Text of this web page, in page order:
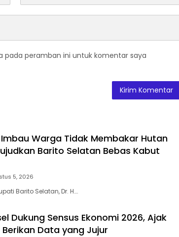
pada peramban ini untuk komentar saya
Warga Tidak Membakar Hutan
Barito Selatan Bebas Kabut
5, 2026
Barito Selatan, Dr. H….
Dukung Sensus Ekonomi 2026, Ajak
Berikan Data yang Jujur